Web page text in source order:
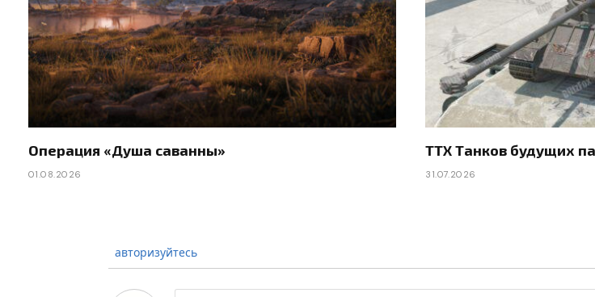
Операция «Душа саванны»
01.08.2026
ТТХ Танков будущих
31.07.2026
авторизуйтесь